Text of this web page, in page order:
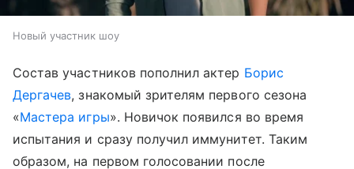
Новый участник шоу
Состав участников пополнил актер Борис
Дергачев, знакомый зрителям первого сезона
«Мастера игры». Новичок появился во время
испытания и сразу получил иммунитет. Таким
образом, на первом голосовании после